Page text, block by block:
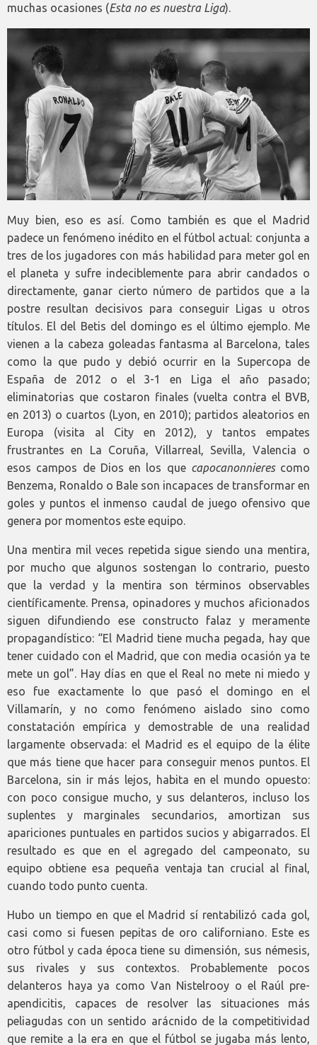
muchas ocasiones (Esta no es nuestra Liga).
Muy bien, eso es así. Como también es que el Madrid
padece un fenómeno inédito en el fútbol actual: conjunta a
tres de los jugadores con más habilidad para meter gol en
el planeta y sufre indeciblemente para abrir candados o
directamente, ganar cierto número de partidos que a la
postre resultan decisivos para conseguir Ligas u otros
títulos. El del Betis del domingo es el último ejemplo. Me
vienen a la cabeza goleadas fantasma al Barcelona, tales
como la que pudo y debió ocurrir en la Supercopa de
España de 2012 o el 3-1 en Liga el año pasado;
eliminatorias que costaron finales (vuelta contra el BVB,
en 2013) o cuartos (Lyon, en 2010); partidos aleatorios en
Europa (visita al City en 2012), y tantos empates
frustrantes en La Coruña, Villarreal, Sevilla, Valencia o
esos campos de Dios en los que capocanonnierescomo
Benzema, Ronaldo o Bale son incapaces de transformar en
goles y puntos el inmenso caudal de juego ofensivo que
genera por momentos este equipo.
Una mentira mil veces repetida sigue siendo una mentira,
por mucho que algunos sostengan lo contrario, puesto
que la verdad y la mentira son términos observables
científicamente. Prensa, opinadores y muchos aficionados
siguen difundiendo ese constructo falaz y meramente
propagandístico: “El Madrid tiene mucha pegada, hay que
tener cuidado con el Madrid, que con media ocasión ya te
mete un gol”. Hay días en que el Real no mete ni miedo y
eso fue exactamente lo que pasó el domingo en el
Villamarín, y no como fenómeno aislado sino como
constatación empírica y demostrable de una realidad
largamente observada: el Madrid es el equipo de la élite
que más tiene que hacer para conseguir menos puntos. El
Barcelona, sin ir más lejos, habita en el mundo opuesto:
con poco consigue mucho, y sus delanteros, incluso los
suplentes y marginales secundarios, amortizan sus
apariciones puntuales en partidos sucios y abigarrados. El
resultado es que en el agregado del campeonato, su
equipo obtiene esa pequeña ventaja tan crucial al final,
cuando todo punto cuenta.
Hubo un tiempo en que el Madrid sí rentabilizó cada gol,
casi como si fuesen pepitas de oro californiano. Este es
otro fútbol y cada época tiene su dimensión, sus némesis,
sus rivales y sus contextos. Probablemente pocos
delanteros haya ya como Van Nistelrooy o el Raúl pre-
apendicitis, capaces de resolver las situaciones más
peliagudas con un sentido arácnido de la competitividad
que remite a la era en que el fútbol se jugaba más lento,